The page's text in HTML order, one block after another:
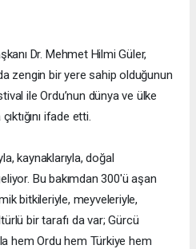
Dr. Mehmet Hilmi Güler,
zengin bir yere sahip olduğunun
ile Ordu’nun dünya ve ülke
ifade etti.
kaynaklarıyla, doğal
Bu bakımdan 300'ü aşan
bitkileriyle, meyveleriyle,
bir tarafı da var; Gürcü
hem Ordu hem Türkiye hem